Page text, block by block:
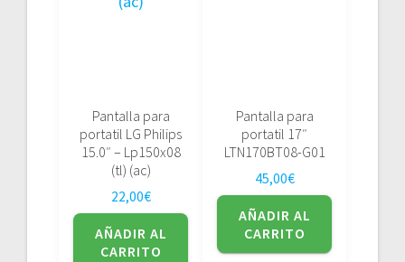
Pantalla para
portatil LG Philips
15.0″ – Lp150x08
(tl) (ac)
22,00€
AÑADIR AL
CARRITO
Pantalla para
portatil 17″
LTN170BT08-G01
45,00€
AÑADIR AL
CARRITO